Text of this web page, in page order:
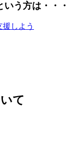
う方は・・・
しよう
て